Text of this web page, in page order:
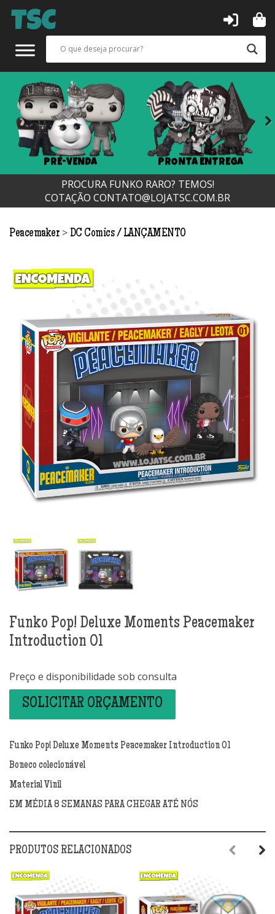
PRÉ-VENDA PRONTA ENTREGA
Next
PROCURA FUNKO RARO? TEMOS!
COTAÇÃO CONTATO@LOJATSC.COM.BR
Peacemaker > DC Comics LANÇAMENTO
Funko Pop! Deluxe Moments Peacemaker
Introduction 01
Preço e disponibilidade sob consulta
SOLICITAR ORÇAMENTO
Funko Pop! Deluxe Moments Peacemaker Introduction 01
Boneco colecionável
Material Vinil
EM MÉDIA 8 SEMANAS PARA CHEGAR ATÉ NÓS
PRODUTOS RELACIONADOS